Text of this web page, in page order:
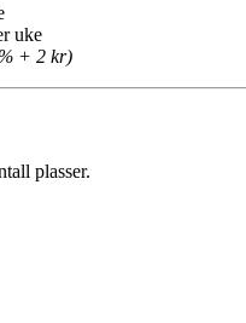
uke
+ 2 kr)
plasser.